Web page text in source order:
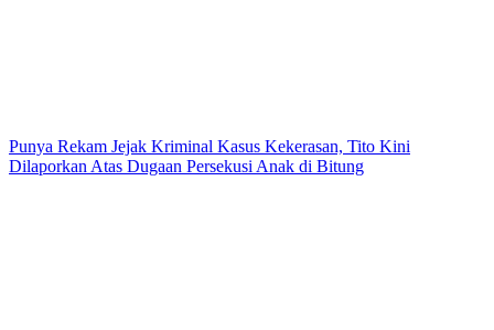
Punya Rekam Jejak Kriminal Kasus Kekerasan, Tito Kini
Dilaporkan Atas Dugaan Persekusi Anak di Bitung